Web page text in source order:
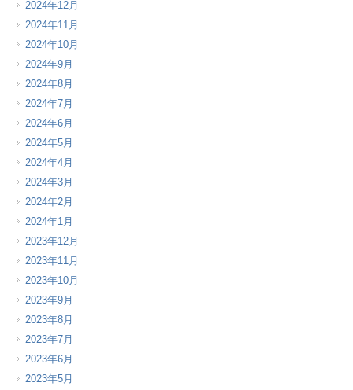
2024年12月
2024年11月
2024年10月
2024年9月
2024年8月
2024年7月
2024年6月
2024年5月
2024年4月
2024年3月
2024年2月
2024年1月
2023年12月
2023年11月
2023年10月
2023年9月
2023年8月
2023年7月
2023年6月
2023年5月